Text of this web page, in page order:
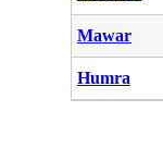
Mawar
Humra